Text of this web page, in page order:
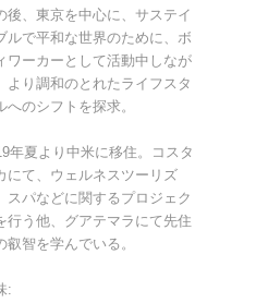
後、東京を中心に、サステイ
ルで平和な世界のために、ボ
ワーカーとして活動中しなが
より調和のとれたライフスタ
へのシフトを探求。
年夏より中米に移住。コスタ
にて、ウェルネスツーリズ
スパなどに関するプロジェク
行う他、グアテマラにて先住
叡智を学んでいる。
: